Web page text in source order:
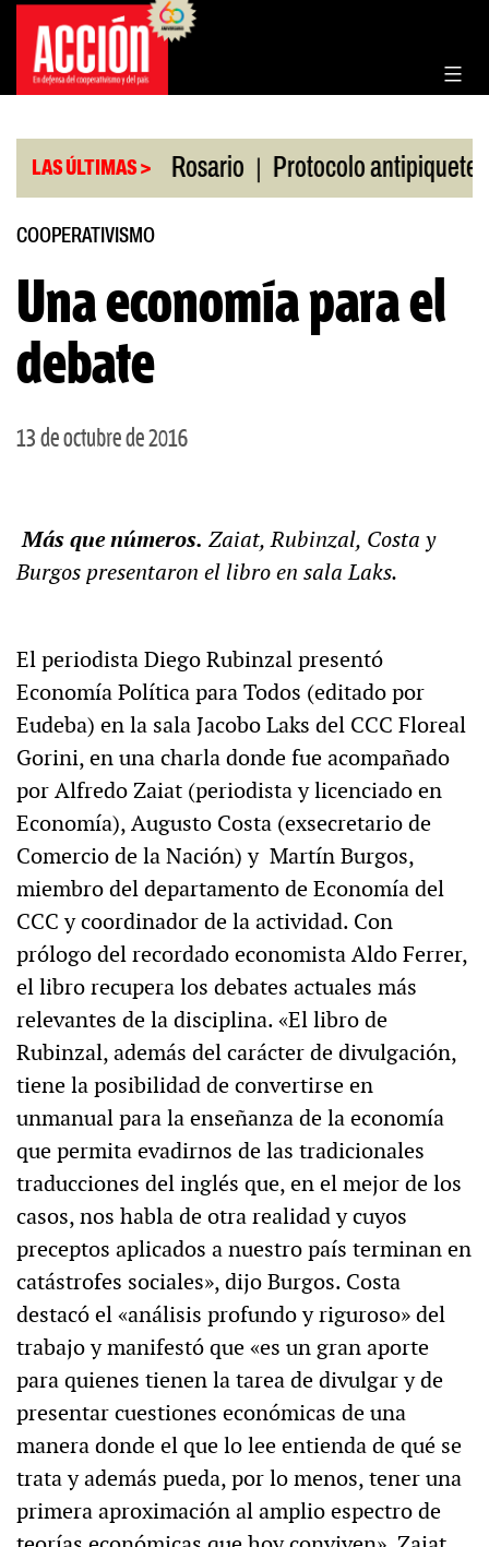
Saltar
contenido
LAS ÚLTIMAS >
la Bolsa de Rosario | Protocolo antipiquetes |
COOPERATIVISMO
Una economía para el
debate
13 de octubre de 2016
Más que números. Zaiat, Rubinzal, Costa y
Burgos presentaron el libro en sala Laks.
El periodista Diego Rubinzal presentó
Economía Política para Todos (editado por
Eudeba) en la sala Jacobo Laks del CCC Floreal
Gorini, en una charla donde fue acompañado
por Alfredo Zaiat (periodista y licenciado en
Economía), Augusto Costa (exsecretario de
Comercio de la Nación) y Martín Burgos,
miembro del departamento de Economía del
CCC y coordinador de la actividad. Con
prólogo del recordado economista Aldo Ferrer,
el libro recupera los debates actuales más
relevantes de la disciplina. «El libro de
Rubinzal, además del carácter de divulgación,
tiene la posibilidad de convertirse en
unmanual para la enseñanza de la economía
que permita evadirnos de las tradicionales
traducciones del inglés que, en el mejor de los
casos, nos habla de otra realidad y cuyos
preceptos aplicados a nuestro país terminan en
catástrofes sociales», dijo Burgos. Costa
destacó el «análisis profundo y riguroso» del
trabajo y manifestó que «es un gran aporte
para quienes tienen la tarea de divulgar y de
presentar cuestiones económicas de una
manera donde el que lo lee entienda de qué se
trata y además pueda, por lo menos, tener una
primera aproximación al amplio espectro de